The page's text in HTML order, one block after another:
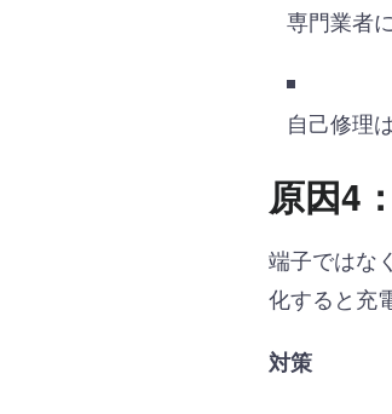
専門業者
自己修理
原因4
端子ではな
化すると充
対策